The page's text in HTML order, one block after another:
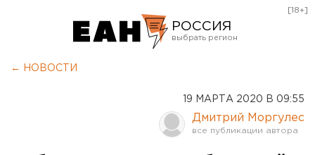
РОССИЯ
Оренбург
[18+]
← НОВОСТИ
19 МАРТА 2020 В 09:55
Дмитрий Моргулес